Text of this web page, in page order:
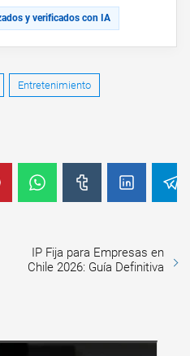
y verificados con IA
Entretenimiento
IP Fija para Empresas en
Chile 2026: Guía Definitiva